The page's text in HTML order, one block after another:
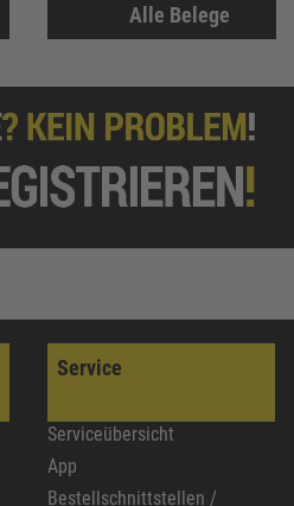
Alle Belege
Service
Serviceübersicht
App
Bestellschnittstellen /